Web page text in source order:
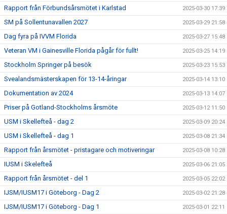
Rapport från Förbundsårsmötet i Karlstad 2025-03-30 17:39
SM på Sollentunavallen 2027 2025-03-29 21:58
Dag fyra på IVVM Florida 2025-03-27 15:48
Veteran VM i Gainesville Florida pågår för fullt! 2025-03-25 14:19
Stockholm Springer på besök 2025-03-23 15:53
Svealandsmästerskapen för 13-14-åringar 2025-03-14 13:10
Dokumentation av 2024 2025-03-13 14:07
Priser på Gotland-Stockholms årsmöte 2025-03-12 11:50
USM i Skellefteå - dag 2 2025-03-09 20:24
USM i Skellefteå - dag 1 2025-03-08 21:34
Rapport från årsmötet - pristagare och motiveringar 2025-03-08 10:28
IUSM i Skelefteå 2025-03-06 21:05
Rapport från årsmötet - del 1 2025-03-05 22:02
IJSM/IUSM17 i Göteborg - Dag 2 2025-03-02 21:28
IJSM/IUSM17 i Göteborg - Dag 1 2025-03-01 22:11